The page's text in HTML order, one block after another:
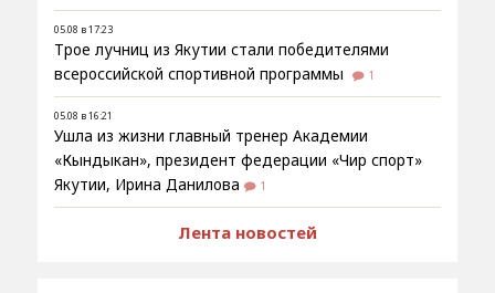
05.08 в 17:23
Трое лучниц из Якутии стали победителями
всероссийской спортивной программы
1
05.08 в 16:21
Ушла из жизни главный тренер Академии
«Кындыкан», президент федерации «Чир спорт»
Якутии, Ирина Данилова
1
Лента новостей